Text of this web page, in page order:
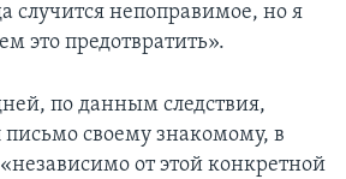
случится непоправимое, но я
это предотвратить».
по данным следствия,
своему знакомому, в
от этой конкретной